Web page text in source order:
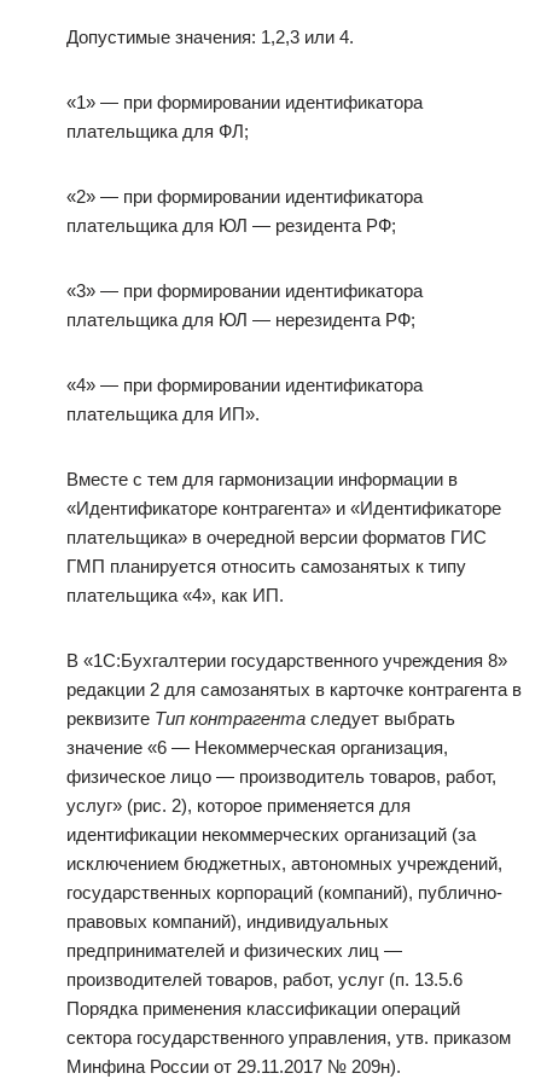
Допустимые значения: 1,2,3 или 4.
«1» — при формировании идентификатора
плательщика для ФЛ;
«2» — при формировании идентификатора
плательщика для ЮЛ — резидента РФ;
«3» — при формировании идентификатора
плательщика для ЮЛ — нерезидента РФ;
«4» — при формировании идентификатора
плательщика для ИП».
Вместе с тем для гармонизации информации в
«Идентификаторе контрагента» и «Идентификаторе
плательщика» в очередной версии форматов ГИС
ГМП планируется относить самозанятых к типу
плательщика «4», как ИП.
В «1С:Бухгалтерии государственного учреждения 8»
редакции 2 для самозанятых в карточке контрагента в
реквизите Тип контрагента следует выбрать
значение «6 — Некоммерческая организация,
физическое лицо — производитель товаров, работ,
услуг» (рис. 2), которое применяется для
идентификации некоммерческих организаций (за
исключением бюджетных, автономных учреждений,
государственных корпораций (компаний), публично-
правовых компаний), индивидуальных
предпринимателей и физических лиц —
производителей товаров, работ, услуг (п. 13.5.6
Порядка применения классификации операций
сектора государственного управления, утв. приказом
Минфина России от 29.11.2017 № 209н).